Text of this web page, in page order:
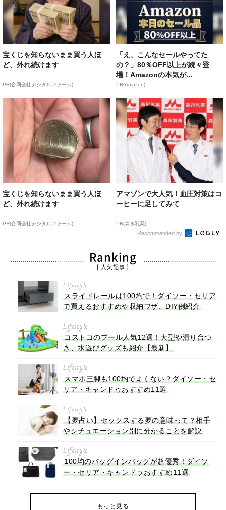
宝くじを知らないまま買う人ほ
ど、外れ続けます
PR(合同会社デジタルファーム)
「え、こんなセールやってた
の？」80％OFF以上が続々登
場！Amazonの本気が...
PR(Amazon)
宝くじを知らないまま買う人ほ
ど、外れ続けます
PR(合同会社デジタルファーム)
アマゾンで大人気！血圧対策はコ
ーヒーに足してみて
PR(森永乳業)
Recommended by
Ranking
[ 人気記事 ]
Lifestyle
スライドレールは100均で！ダイソー・セリア
で買えるおすすめや収納ワザ、DIY例紹介
Lifestyle
コストコのプール人気12選！大型や滑り台つ
き、水遊びグッズも紹介【最新】
Lifestyle
スマホ三脚も100均でよくない？ダイソー・セ
リア・キャンドゥおすすめ11選
Lifestyle
【夢占い】セックスする夢の意味って？相手
やシチュエーション別に分かることを解説
Lifestyle
100均のバッグインバッグが超優秀！ダイソ
ー・セリア・キャンドゥおすすめ11選
もっと見る